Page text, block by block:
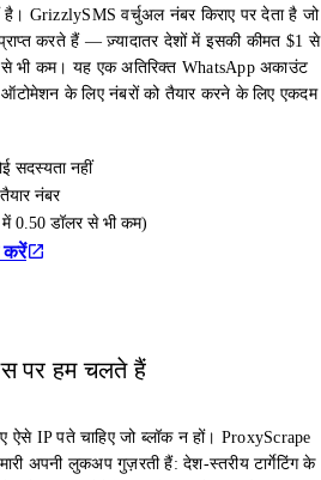
है। GrizzlySMS वर्चुअल नंबर किराए पर देता है जो
करते हैं — ज़्यादातर देशों में इसकी कीमत $1 से
भी कम। यह एक अतिरिक्त WhatsApp अकाउंट
के लिए नंबरों को तैयार करने के लिए एकदम
सदस्यता नहीं
नंबर
0.50 डॉलर से भी कम)
करें
पर हम चलते हैं
ऐसे IP पते चाहिए जो ब्लॉक न हों। ProxyScrape
अपनी लुकअप गुज़रती हैं: देश-स्तरीय टार्गेटिंग के